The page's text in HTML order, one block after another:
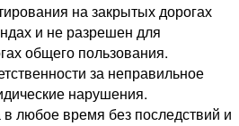
на закрытых дорогах
и не разрешен для
общего пользования.
за неправильное
нарушения.
любое время без последствий и